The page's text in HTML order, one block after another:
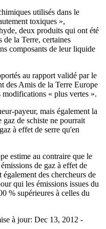
utilisés dans le
toxiques »,
deux produits qui ont été
de la Terre, certaines
composants de leur liquide
au rapport validé par le
des Amis de la Terre Europe
« plus vertes ».
payeur, mais également la
de schiste ne pourrait
à effet de serre qu'en
estime au contraire que le
de gaz à effet de
des chercheurs de
qui les émissions issues du
% supérieures à celles du
à jour: Dec 13, 2012 -